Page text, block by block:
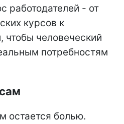
работодателей - от
курсов к
чтобы человеческий
потребностям
остается болью.